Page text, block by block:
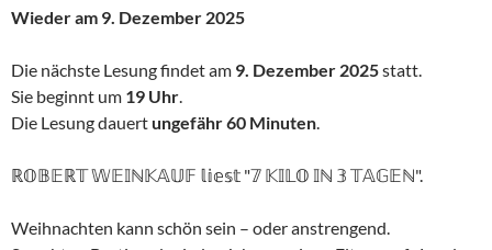
Wieder am 9. Dezember 2025
Die nächste Lesung findet am 9. Dezember 2025statt.
Sie beginnt um 19 Uhr.
Die Lesung dauertungefähr 60 Minuten.
ℝ𝕆𝔹𝔼ℝ𝕋 𝕎𝔼𝕀ℕ𝕂𝔸𝕌𝔽 𝕝𝕚𝕖𝕤𝕥 "𝟟 𝕂𝕀𝕃𝕆 𝕀ℕ 𝟛 𝕋𝔸𝔾𝔼ℕ".
Weihnachten kann schön sein – oder anstrengend.